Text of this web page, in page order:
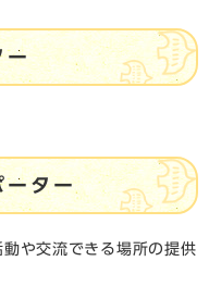
ー
ーター
や交流できる場所の提供